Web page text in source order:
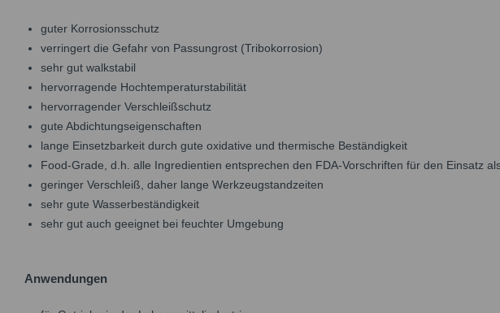
guter Korrosionsschutz
verringert die Gefahr von Passungrost (Tribokorrosion)
sehr gut walkstabil
hervorragende Hochtemperaturstabilität
hervorragender Verschleißschutz
gute Abdichtungseigenschaften
lange Einsetzbarkeit durch gute oxidative und thermische Beständigkeit
Food-Grade, d.h. alle Ingredientien entsprechen den FDA-Vorschriften für den Einsatz
geringer Verschleiß, daher lange Werkzeugstandzeiten
sehr gute Wasserbeständigkeit
sehr gut auch geeignet bei feuchter Umgebung
Anwendungen